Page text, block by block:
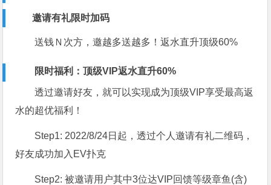
邀请有礼限时加码
送钱Ｎ次方，邀越多送越多！返水直升顶级60%
限时福利：顶级VIP返水直升60%
透过邀请好友，就可以实现成为顶级VIP享受最高返
水的超优福利！
Step1: 2022/8/24日起，透过个人邀请有礼二维码，
好友成功加入EV扑克
Step2: 被邀请用户其中3位达VIP回馈等级章鱼(含)